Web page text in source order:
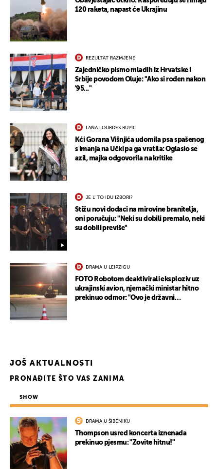
120 raketa, napast će Ukrajinu
REZULTAT RAZMJENE
Zajedničko pismo mladih iz Hrvatske i
Srbije povodom Oluje: "Ako si rođen nakon
'95..."
LANA LOURDES RUPIĆ
Kći Gorana Višnjića udomila psa spašenog
s imanja na Učki pa ga vratila: Oglasio se
azil, majka odgovorila na kritike
JE L' TO IDU IZBORI?
Stižu novi dodaci na mirovine branitelja,
oni poručuju: "Neki su dobili premalo, neki
su dobili previše"
DRAMA U LEIPZIGU
FOTO Robotom deaktivirali eksploziv uz
ukrajinski avion, njemački ministar hitno
prekinuo odmor: "Ovo je državni
JOŠ AKTUALNOSTI
PRONAĐITE ŠTO VAS ZANIMA
SHOW
DRAMA U ŠIBENIKU
Thompson usred koncerta iznenada
prekinuo pjesmu: "Zovite hitnu!"
UKLJUČITE NOTIFIKACIJE